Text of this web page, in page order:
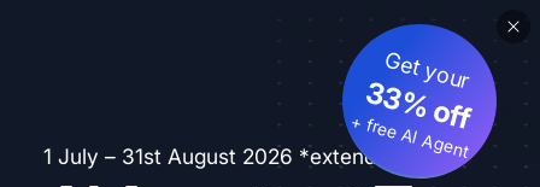
1 July – 31st August 2026 *extended
Get your
33% off
+ free AI Agent